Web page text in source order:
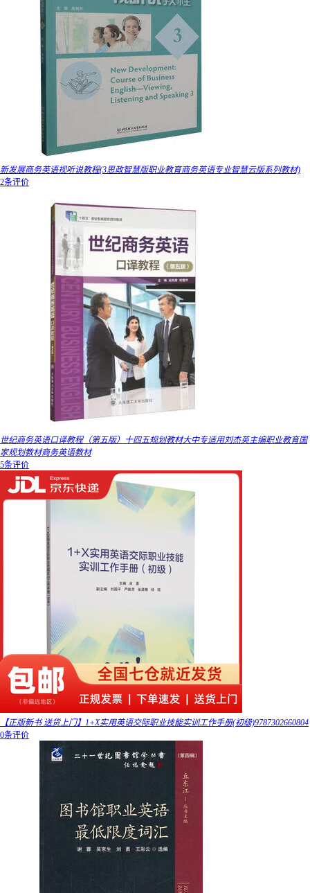
新发展商务英语视听说教程(3思政智慧版职业教育商务英语专业智慧云版系列教材)
2条评价
世纪商务英语口译教程（第五版）十四五规划教材大中专适用刘杰英主编职业教育国
家规划教材商务英语教材
5条评价
【正版新书 送货上门】1+X实用英语交际职业技能实训工作手册(初级)9787302660804
0条评价